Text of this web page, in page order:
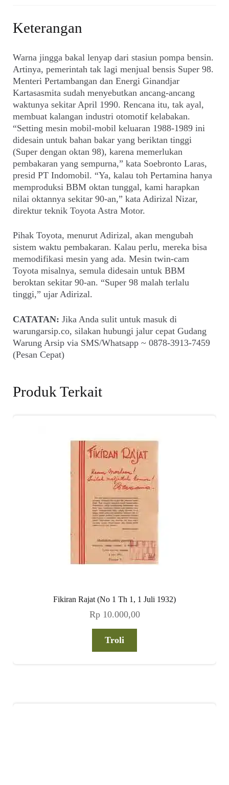
Keterangan
Warna jingga bakal lenyap dari stasiun pompa bensin.
Artinya, pemerintah tak lagi menjual bensis Super 98.
Menteri Pertambangan dan Energi Ginandjar
Kartasasmita sudah menyebutkan ancang-ancang
waktunya sekitar April 1990. Rencana itu, tak ayal,
membuat kalangan industri otomotif kelabakan.
“Setting mesin mobil-mobil keluaran 1988-1989 ini
didesain untuk bahan bakar yang beriktan tinggi
(Super dengan oktan 98), karena memerlukan
pembakaran yang sempurna,” kata Soebronto Laras,
presid PT Indomobil. “Ya, kalau toh Pertamina hanya
memproduksi BBM oktan tunggal, kami harapkan
nilai oktannya sekitar 90-an,” kata Adirizal Nizar,
direktur teknik Toyota Astra Motor.
Pihak Toyota, menurut Adirizal, akan mengubah
sistem waktu pembakaran. Kalau perlu, mereka bisa
memodifikasi mesin yang ada. Mesin twin-cam
Toyota misalnya, semula didesain untuk BBM
beroktan sekitar 90-an. “Super 98 malah terlalu
tinggi,” ujar Adirizal.
CATATAN: Jika Anda sulit untuk masuk di
warungarsip.co, silakan hubungi jalur cepat Gudang
Warung Arsip via SMS/Whatsapp ~ 0878-3913-7459
(Pesan Cepat)
Produk Terkait
Fikiran Rajat (No 1 Th 1, 1 Juli 1932)
Rp10.000,00
Troli